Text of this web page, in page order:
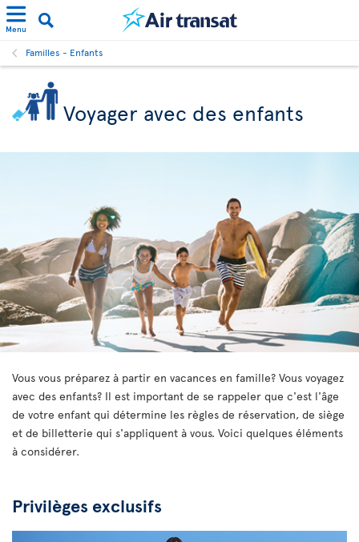
Menu
Familles - Enfants
Voyager avec des enfants
Vous vous préparez à partir en vacances en famille? Vous voyagez
avec des enfants? Il est important de se rappeler que c'est l'âge
de votre enfant qui détermine les règles de réservation, de siège
et de billetterie qui s'appliquent à vous. Voici quelques éléments
à considérer.
Privilèges exclusifs